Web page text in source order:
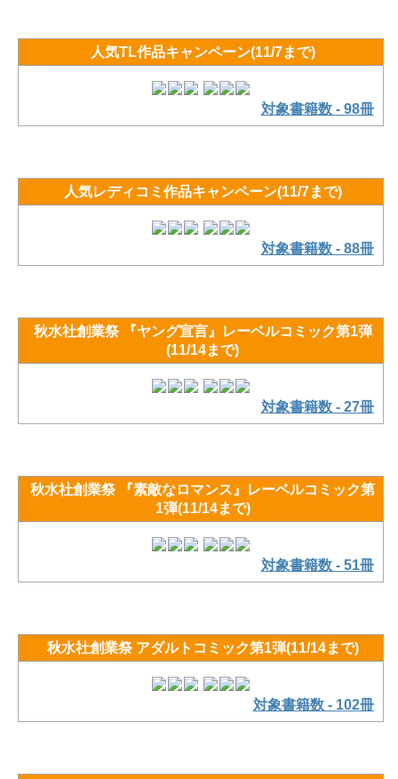
人気TL作品キャンペーン(11/7まで)
対象書籍数 - 98冊
人気レディコミ作品キャンペーン(11/7まで)
対象書籍数 - 88冊
秋水社創業祭 『ヤング宣言』レーベルコミック第1弾
(11/14まで)
対象書籍数 - 27冊
秋水社創業祭 『素敵なロマンス』レーベルコミック第
1弾(11/14まで)
対象書籍数 - 51冊
秋水社創業祭 アダルトコミック第1弾(11/14まで)
対象書籍数 - 102冊